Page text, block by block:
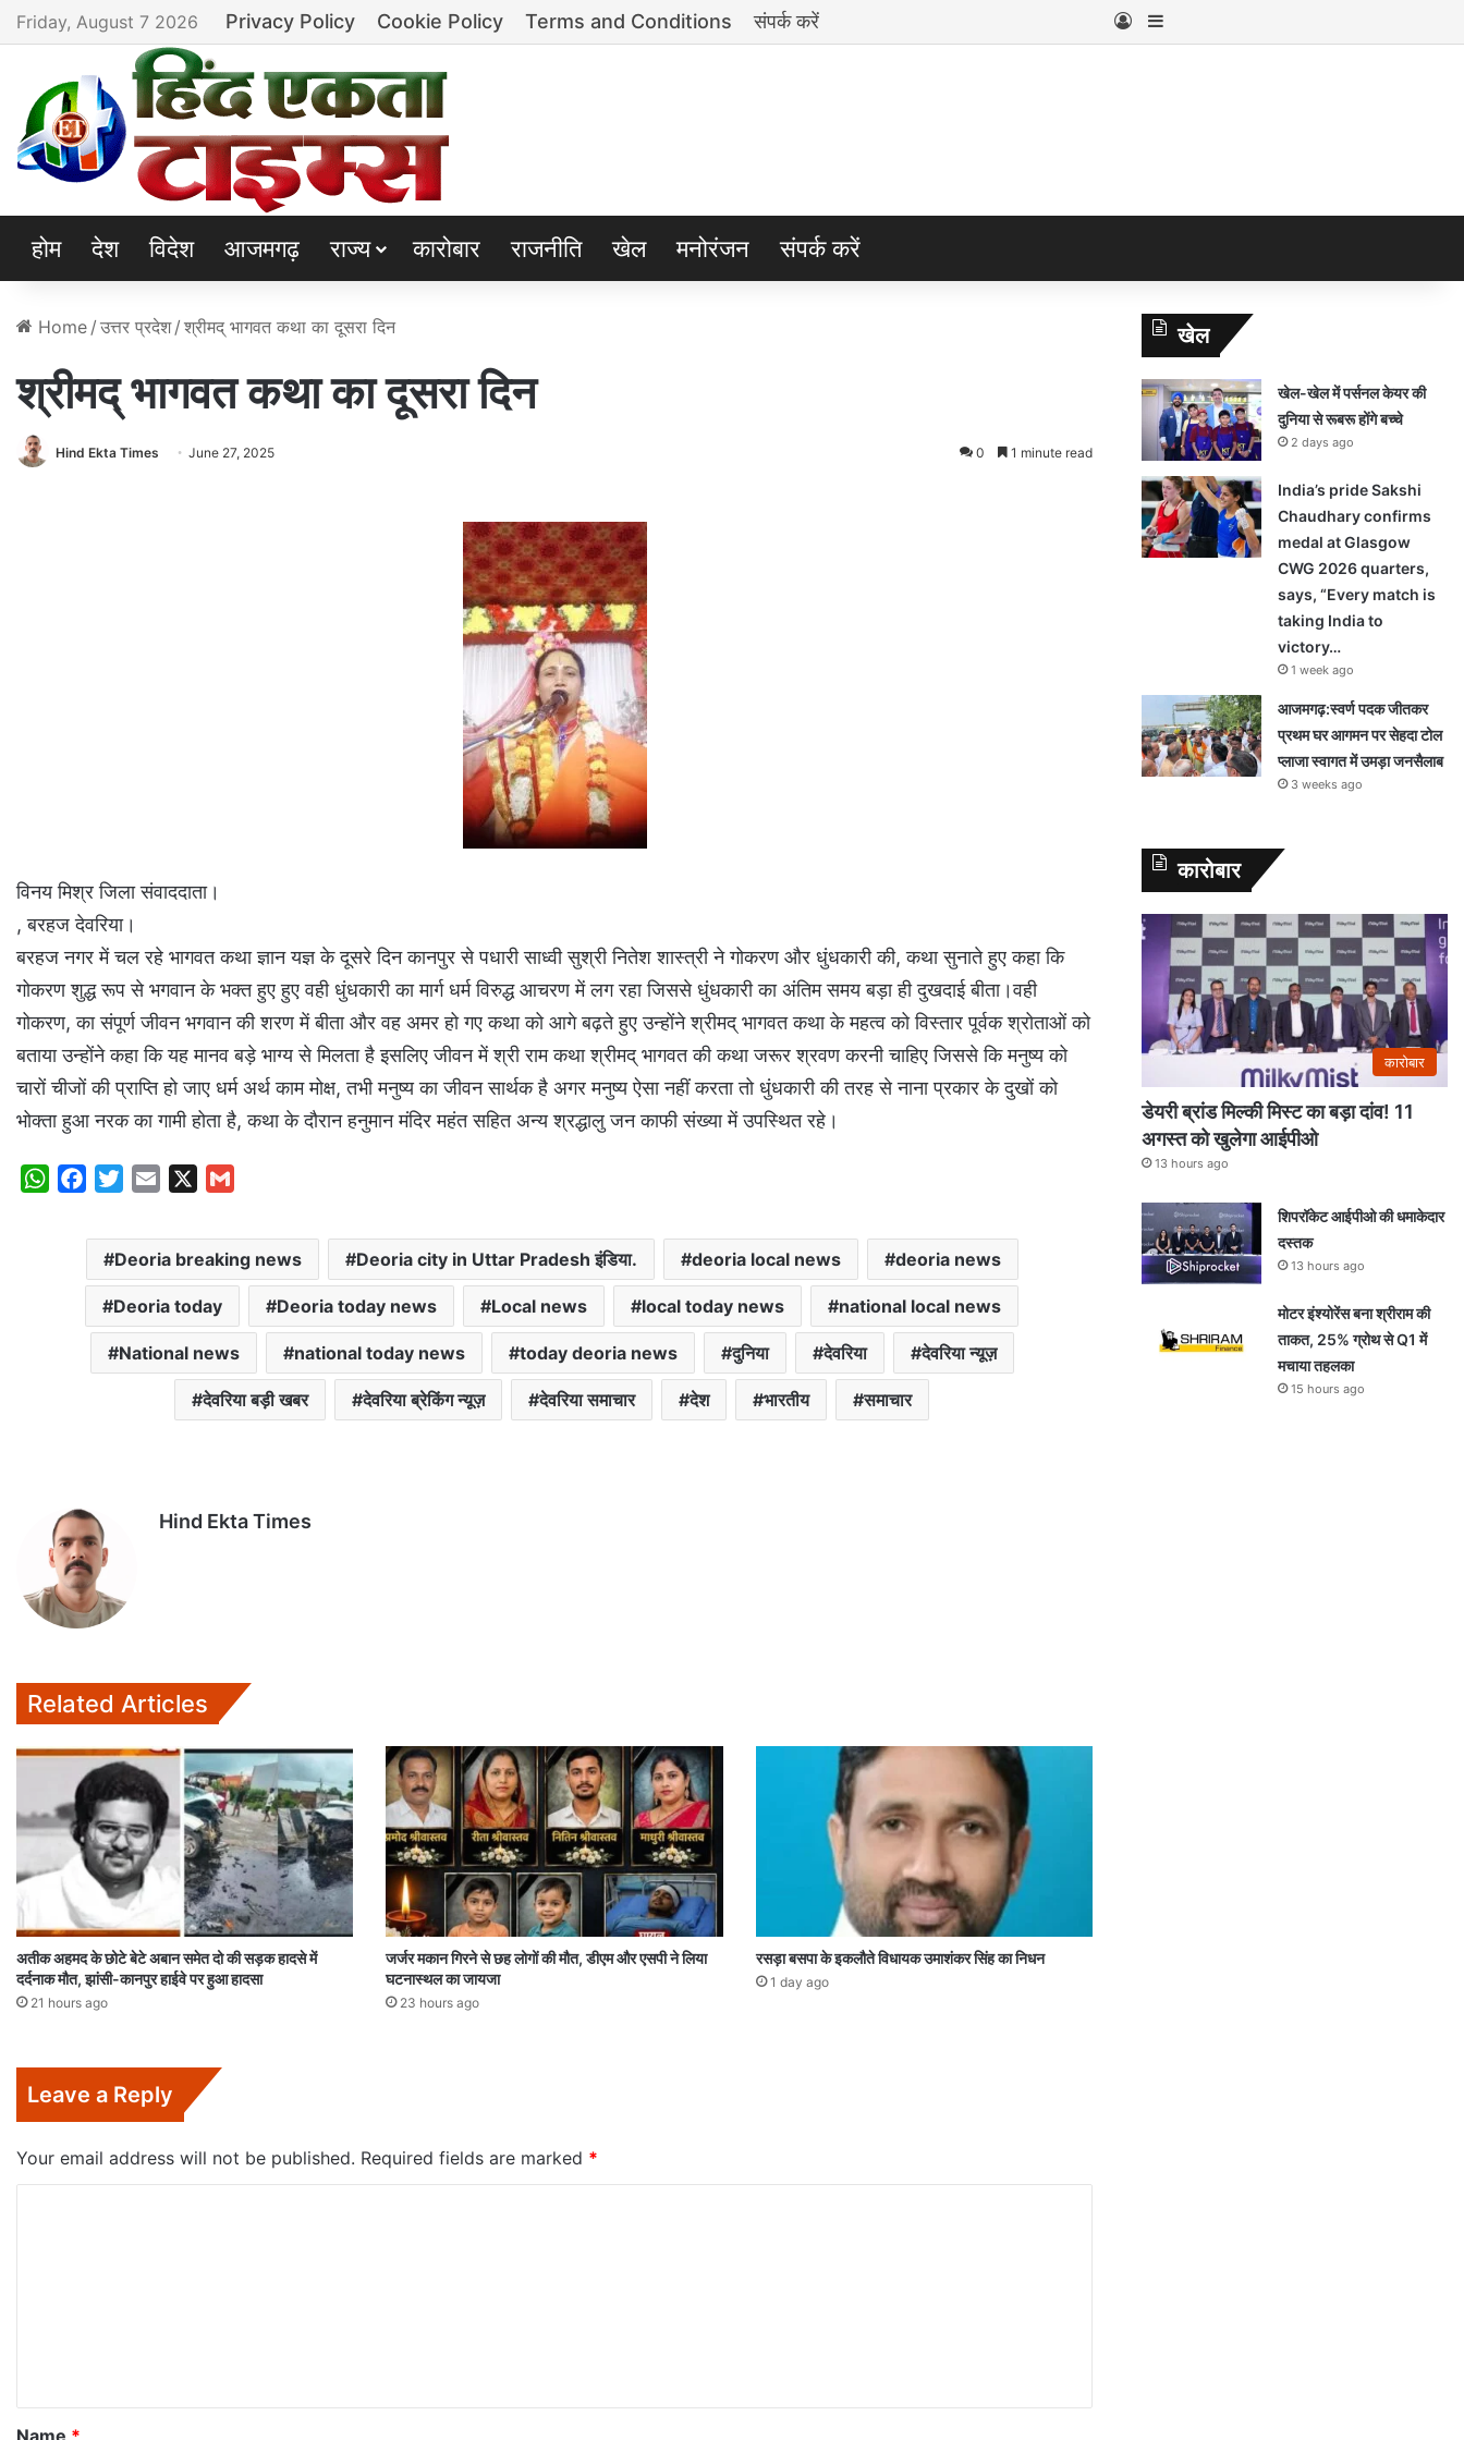
Friday, August 7 2026 Privacy Policy Cookie Policy Terms and Conditions संपर्क करें Log InSidebar
होम देश विदेश आजमगढ़ राज्य कारोबार राजनीति खेल मनोरंजन संपर्क करें
Home / उत्तर प्रदेश / श्रीमद् भागवत कथा का दूसरा दिन
श्रीमद् भागवत कथा का दूसरा दिन
Hind Ekta Times June 27, 2025 0 1 minute read
विनय मिश्र जिला संवाददाता।
, बरहज देवरिया।
बरहज नगर में चल रहे भागवत कथा ज्ञान यज्ञ के दूसरे दिन कानपुर से पधारी साध्वी सुश्री नितेश शास्त्री ने गोकरण और धुंधकारी की, कथा सुनाते हुए कहा कि
गोकरण शुद्ध रूप से भगवान के भक्त हुए हुए वही धुंधकारी का मार्ग धर्म विरुद्ध आचरण में लग रहा जिससे धुंधकारी का अंतिम समय बड़ा ही दुखदाई बीता।वही
गोकरण, का संपूर्ण जीवन भगवान की शरण में बीता और वह अमर हो गए कथा को आगे बढ़ते हुए उन्होंने श्रीमद् भागवत कथा के महत्व को विस्तार पूर्वक श्रोताओं को
बताया उन्होंने कहा कि यह मानव बड़े भाग्य से मिलता है इसलिए जीवन में श्री राम कथा श्रीमद् भागवत की कथा जरूर श्रवण करनी चाहिए जिससे कि मनुष्य को
चारों चीजों की प्राप्ति हो जाए धर्म अर्थ काम मोक्ष, तभी मनुष्य का जीवन सार्थक है अगर मनुष्य ऐसा नहीं करता तो धुंधकारी की तरह से नाना प्रकार के दुखों को
भोक्ता हुआ नरक का गामी होता है, कथा के दौरान हनुमान मंदिर महंत सहित अन्य श्रद्धालु जन काफी संख्या में उपस्थित रहे।
W
c
b
o
k
i
t
t
e
r
a
i
l
a
i
l
Deoria breaking news Deoria city in Uttar Pradesh इंडिया. deoria local news deoria news
Deoria today Deoria today news Local news local today news national local news
National news national today news today deoria news दुनिया देवरिया देवरिया न्यूज़
देवरिया बड़ी खबर देवरिया ब्रेकिंग न्यूज़ देवरिया समाचार देश भारतीय समाचार
Hind Ekta Times
Related Articles
अतीक अहमद के छोटे बेटे अबान समेत दो की सड़क हादसे में
दर्दनाक मौत, झांसी-कानपुर हाईवे पर हुआ हादसा
21 hours ago
जर्जर मकान गिरने से छह लोगों की मौत, डीएम और एसपी ने लिया
घटनास्थल का जायजा
23 hours ago
रसड़ा बसपा के इकलौते विधायक उमाशंकर सिंह का निधन
1 day ago
Leave a Reply
Your email address will not be published. Required fields are marked *
*
Name *
खेल
खेल-खेल में पर्सनल केयर की
दुनिया से रूबरू होंगे बच्चे
2 days ago
India’s pride Sakshi
Chaudhary confirms
medal at Glasgow
CWG 2026 quarters,
says, “Every match is
taking India to
victory…
1 week ago
आजमगढ़:स्वर्ण पदक जीतकर
प्रथम घर आगमन पर सेहदा टोल
प्लाजा स्वागत में उमड़ा जनसैलाब
3 weeks ago
कारोबार
कारोबार
डेयरी ब्रांड मिल्की मिस्ट का बड़ा दांव! 11
अगस्त को खुलेगा आईपीओ
13 hours ago
शिपरॉकेट आईपीओ की धमाकेदार
दस्तक
13 hours ago
मोटर इंश्योरेंस बना श्रीराम की
ताकत, 25% ग्रोथ से Q1 में
मचाया तहलका
15 hours ago